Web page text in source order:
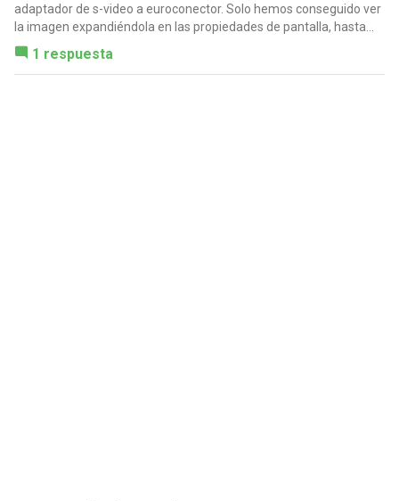
adaptador de s-video a euroconector. Solo hemos conseguido ver
la imagen expandiéndola en las propiedades de pantalla, hasta...
1 respuesta